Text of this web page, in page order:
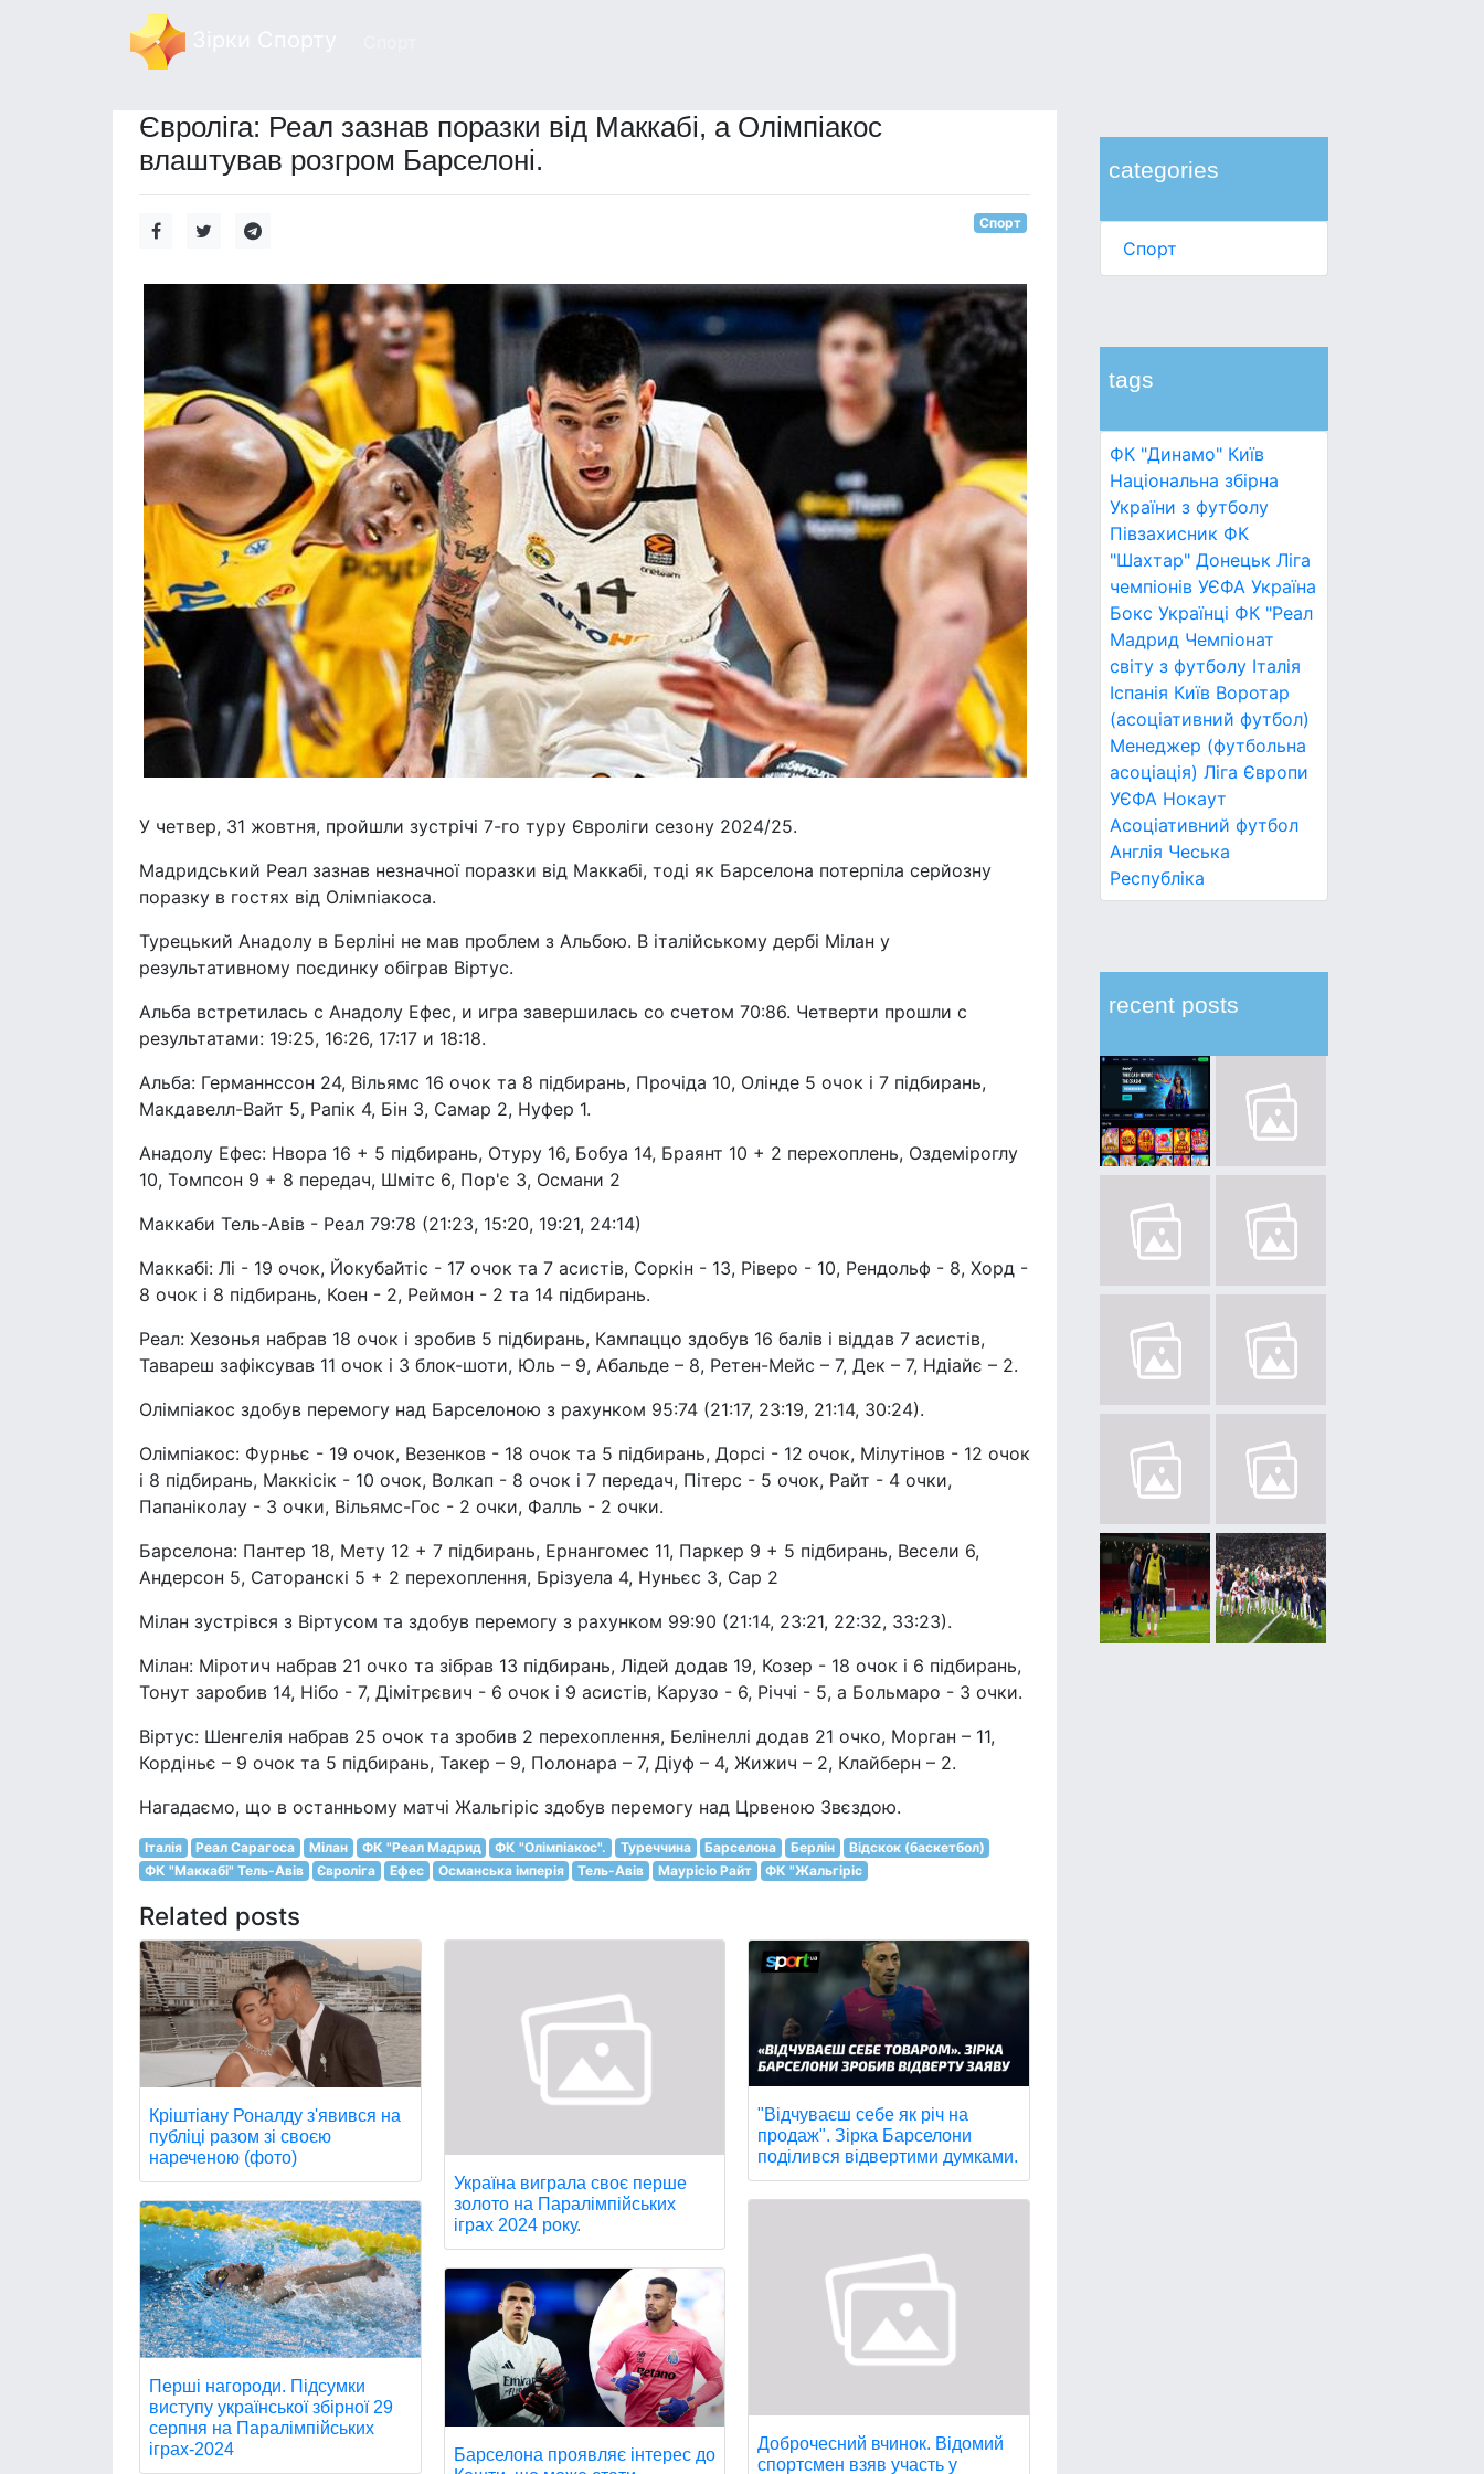
categories
Спорт
tags
ФК "Динамо" Київ
Національна збірна
України з футболу
Півзахисник ФК
"Шахтар" Донецьк Ліга
чемпіонів УЄФА Україна
Бокс Українці ФК "Реал
Мадрид Чемпіонат
світу з футболу Італія
Іспанія Київ Воротар
(асоціативний футбол)
Менеджер (футбольна
асоціація) Ліга Європи
УЄФА Нокаут
Асоціативний футбол
Англія Чеська
Республіка
recent posts
Євроліга: Реал зазнав поразки від Маккабі, а Олімпіакос
влаштував розгром Барселоні.
Спорт
У четвер, 31 жовтня, пройшли зустрічі 7-го туру Євроліги сезону 2024/25.
Мадридський Реал зазнав незначної поразки від Маккабі, тоді як Барселона потерпіла серйозну
поразку в гостях від Олімпіакоса.
Турецький Анадолу в Берліні не мав проблем з Альбою. В італійському дербі Мілан у
результативному поєдинку обіграв Віртус.
Альба встретилась с Анадолу Ефес, и игра завершилась со счетом 70:86. Четверти прошли с
результатами: 19:25, 16:26, 17:17 и 18:18.
Альба: Германнссон 24, Вільямс 16 очок та 8 підбирань, Прочіда 10, Олінде 5 очок і 7 підбирань,
Макдавелл-Вайт 5, Рапік 4, Бін 3, Самар 2, Нуфер 1.
Анадолу Ефес: Нвора 16 + 5 підбирань, Отуру 16, Бобуа 14, Браянт 10 + 2 перехоплень, Оздеміроглу
10, Томпсон 9 + 8 передач, Шмітс 6, Пор'є 3, Османи 2
Маккаби Тель-Авів - Реал 79:78 (21:23, 15:20, 19:21, 24:14)
Маккабі: Лі - 19 очок, Йокубайтіс - 17 очок та 7 асистів, Соркін - 13, Ріверо - 10, Рендольф - 8, Хорд -
8 очок і 8 підбирань, Коен - 2, Реймон - 2 та 14 підбирань.
Реал: Хезонья набрав 18 очок і зробив 5 підбирань, Кампаццо здобув 16 балів і віддав 7 асистів,
Тавареш зафіксував 11 очок і 3 блок-шоти, Юль – 9, Абальде – 8, Ретен-Мейс – 7, Дек – 7, Ндіайє – 2.
Олімпіакос здобув перемогу над Барселоною з рахунком 95:74 (21:17, 23:19, 21:14, 30:24).
Олімпіакос: Фурньє - 19 очок, Везенков - 18 очок та 5 підбирань, Дорсі - 12 очок, Мілутінов - 12 очок
і 8 підбирань, Маккісік - 10 очок, Волкап - 8 очок і 7 передач, Пітерс - 5 очок, Райт - 4 очки,
Папаніколау - 3 очки, Вільямс-Гос - 2 очки, Фалль - 2 очки.
Барселона: Пантер 18, Мету 12 + 7 підбирань, Ернангомес 11, Паркер 9 + 5 підбирань, Весели 6,
Андерсон 5, Саторанскі 5 + 2 перехоплення, Брізуела 4, Нуньєс 3, Сар 2
Мілан зустрівся з Віртусом та здобув перемогу з рахунком 99:90 (21:14, 23:21, 22:32, 33:23).
Мілан: Міротич набрав 21 очко та зібрав 13 підбирань, Лідей додав 19, Козер - 18 очок і 6 підбирань,
Тонут заробив 14, Нібо - 7, Дімітрєвич - 6 очок і 9 асистів, Карузо - 6, Річчі - 5, а Больмаро - 3 очки.
Віртус: Шенгелія набрав 25 очок та зробив 2 перехоплення, Белінеллі додав 21 очко, Морган – 11,
Кордіньє – 9 очок та 5 підбирань, Такер – 9, Полонара – 7, Діуф – 4, Жижич – 2, Клайберн – 2.
Нагадаємо, що в останньому матчі Жальгіріс здобув перемогу над Црвеною Звєздою.
Італія Реал Сарагоса Мілан ФК "Реал Мадрид ФК "Олімпіакос". Туреччина Барселона Берлін
Відскок (баскетбол)
ФК "Маккабі" Тель-Авів
Євроліга Ефес Османська імперія Тель-Авів Маурісіо Райт ФК "Жальгіріс
Related posts
Кріштіану Роналду з'явився на
публіці разом зі своєю
нареченою (фото)
Перші нагороди. Підсумки
виступу української збірної 29
серпня на Паралімпійських
іграх-2024
Україна виграла своє перше
золото на Паралімпійських
іграх 2024 року.
Барселона проявляє інтерес до
"Відчуваєш себе як річ на
продаж". Зірка Барселони
поділився відвертими думками.
Доброчесний вчинок. Відомий
спортсмен взяв участь у